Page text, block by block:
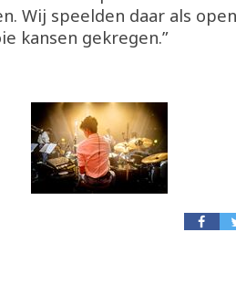
Wij speelden daar als
kansen gekregen.”